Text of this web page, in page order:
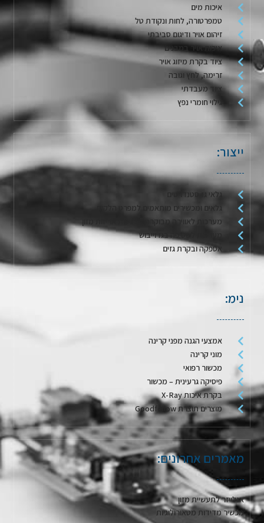
איכות מים
טמפרטורה, לחות ונקודת טל
זיהום אויר ודיגום סביבתי
איכות אויר במבנים
ציוד בקרת מיזוג אויר
זרימה, לחץ וגובה
ציוד מעבדתי
גילוי חומרי נפץ
ייצור:
גלאי גז סטנדרטים
גלאים ומכשירים מותאמים למפרט הלקוח
מערכות לאווירה מבוקרת / דגימת אריזות מזון
מערכות לשטיפה בגז וייבוש
אספקה ובקרת גזים
נימ:
אמצעי הגנה מפני קרינה
מוני קרינה
מכשור רפואי
פיסיקה גרעינית – מכשור
בקרת איכות X-Ray
מוצרים תוצרת Goodfellow
מאמרים אחרונים:
אנלייזר לתעשיית מזון
מכשיר מדידות מטאורולוגיות